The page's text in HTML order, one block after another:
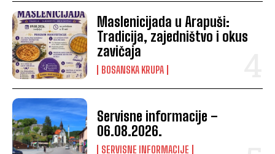
Maslenicijada u Arapuši:
Tradicija, zajedništvo i okus
zavičaja
BOSANSKA KRUPA
Servisne informacije –
06.08.2026.
SERVISNE INFORMACIJE